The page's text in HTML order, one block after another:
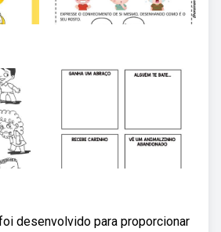
desenvolvido para proporcionar